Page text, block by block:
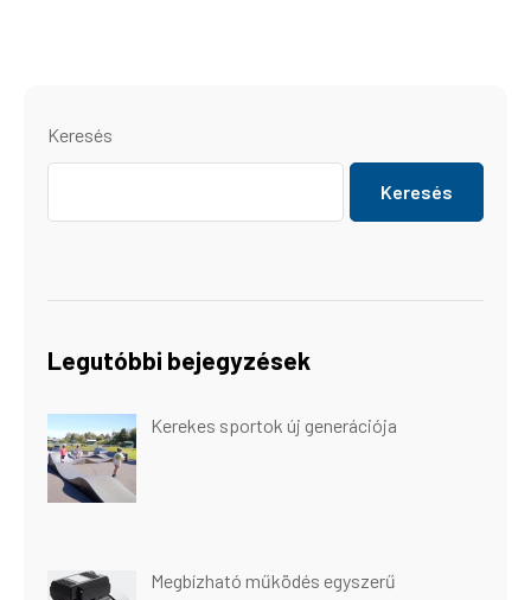
Keresés
Keresés
Legutóbbi bejegyzések
Kerekes sportok új generációja
Megbízható működés egyszerű